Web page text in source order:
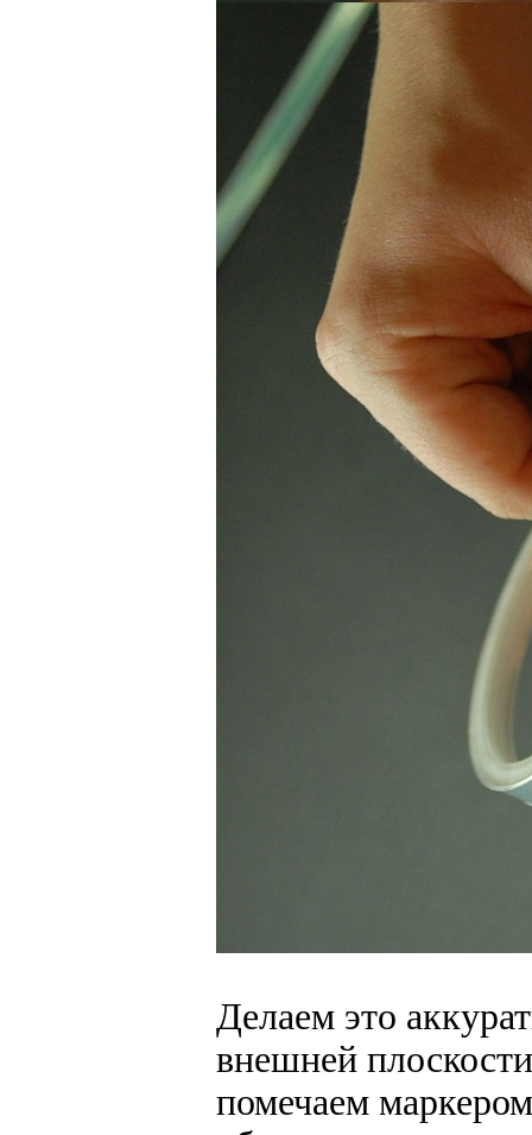
Делаем это
внешней
помечаем